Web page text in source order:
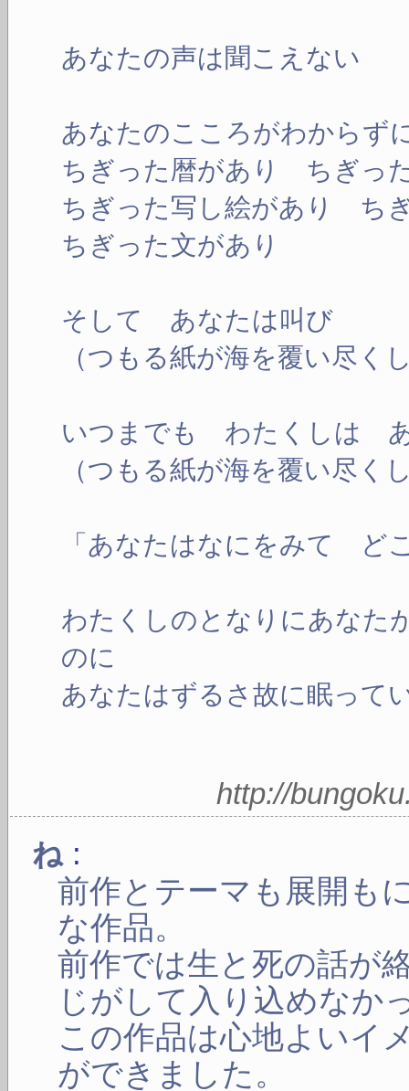
あなたの声は聞こえない
あなたのこころがわからず
ちぎった暦があり ちぎっ
ちぎった写し絵があり ち
ちぎった文があり
そして あなたは叫び
（つもる紙が海を覆い尽く
いつまでも わたくしは
（つもる紙が海を覆い尽く
「あなたはなにをみて ど
わたくしのとなりにあなた
のに
あなたはずるさ故に眠って
http://
ね :
前作とテーマも展開も
な作品。
前作では生と死の話が
じがして入り込めなか
この作品は心地よいイ
ができました。